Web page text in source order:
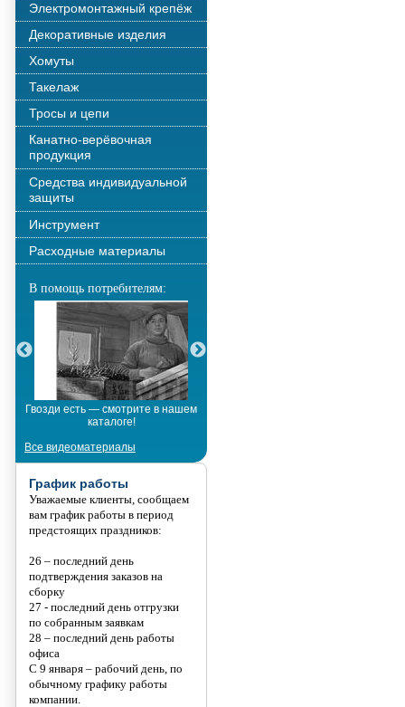
Электромонтажный крепёж
Декоративные изделия
Хомуты
Такелаж
Тросы и цепи
Канатно-верёвочная
продукция
Средства индивидуальной
защиты
Инструмент
Расходные материалы
В помощь потребителям:
Гвозди есть — смотрите в нашем
каталоге!
Все видеоматериалы
График работы
Уважаемые клиенты, сообщаем
вам график работы в период
предстоящих праздников:
26 – последний день
подтверждения заказов на
сборку
27 - последний день отгрузки
по собранным заявкам
28 – последний день работы
офиса
С 9 января – рабочий день, по
обычному графику работы
компании.